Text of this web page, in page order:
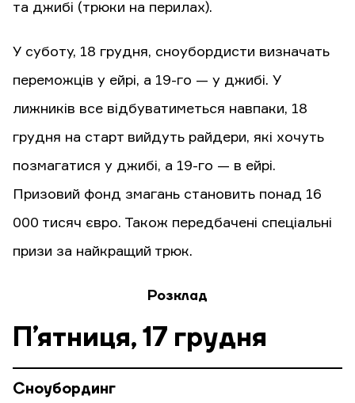
та джибі (трюки на перилах).
У суботу, 18 грудня, сноубордисти визначать
переможців у ейрі, а 19-го — у джибі. У
лижників все відбуватиметься навпаки, 18
грудня на старт вийдуть райдери, які хочуть
позмагатися у джибі, а 19-го — в ейрі.
Призовий фонд змагань становить понад 16
000 тисяч євро. Також передбачені спеціальні
призи за найкращий трюк.
Розклад
П’ятниця, 17 грудня
Сноубординг